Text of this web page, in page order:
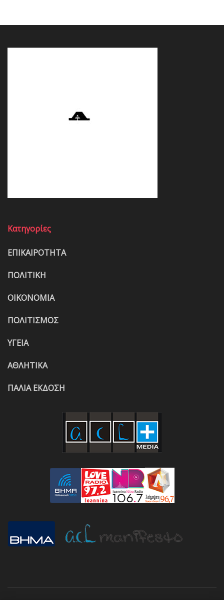
Κατηγορίες
ΕΠΙΚΑΙΡΟΤΗΤΑ
ΠΟΛΙΤΙΚΗ
ΟΙΚΟΝΟΜΙΑ
ΠΟΛΙΤΙΣΜΟΣ
ΥΓΕΙΑ
ΑΘΛΗΤΙΚΑ
ΠΑΛΙΑ ΕΚΔΟΣΗ